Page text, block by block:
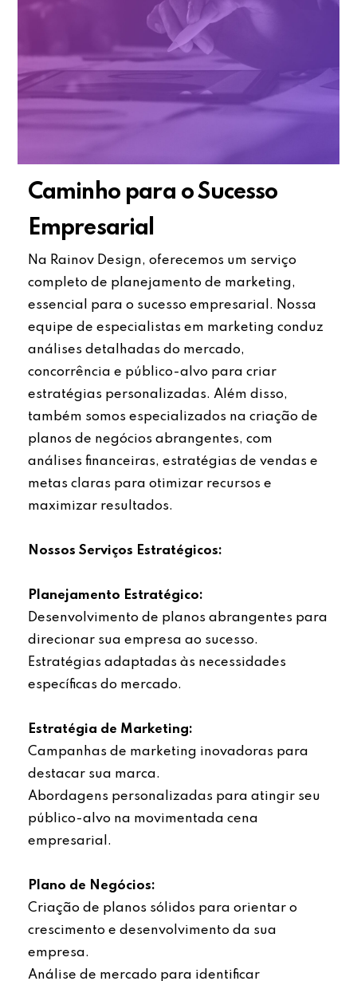
Caminho para o Sucesso
Empresarial
Na Rainov Design, oferecemos um serviço
completo de planejamento de marketing,
essencial para o sucesso empresarial. Nossa
equipe de especialistas em marketing conduz
análises detalhadas do mercado,
concorrência e público-alvo para criar
estratégias personalizadas. Além disso,
também somos especializados na criação de
planos de negócios abrangentes, com
análises financeiras, estratégias de vendas e
metas claras para otimizar recursos e
maximizar resultados.
Nossos Serviços Estratégicos:
Planejamento Estratégico:
Desenvolvimento de planos abrangentes para
direcionar sua empresa ao sucesso.
Estratégias adaptadas às necessidades
específicas do mercado.
Estratégia de Marketing:
Campanhas de marketing inovadoras para
destacar sua marca.
Abordagens personalizadas para atingir seu
público-alvo na movimentada cena
empresarial.
Plano de Negócios:
Criação de planos sólidos para orientar o
crescimento e desenvolvimento da sua
empresa.
Análise de mercado para identificar